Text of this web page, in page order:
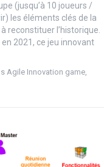
(jusqu’à 10 joueurs /
les éléments clés de la
reconstituer l’historique.
2021, ce jeu innovant
Agile Innovation game,